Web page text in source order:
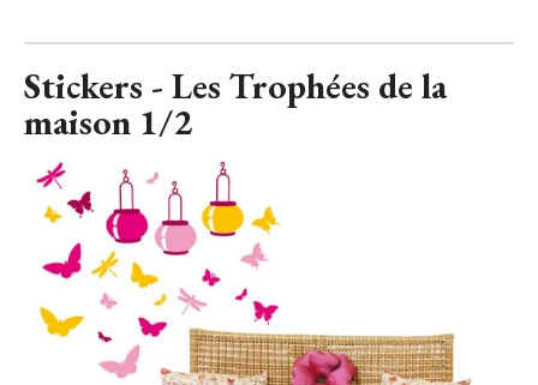
Stickers - Les Trophées de la
maison 1/2